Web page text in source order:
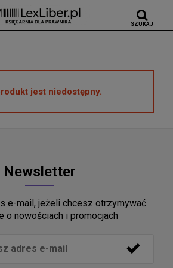
SZUKAJ
jest niedostępny.
Newsletter
e-mail, jeżeli chcesz otrzymywać
o nowościach i promocjach